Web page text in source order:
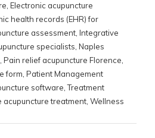
Electronic acupuncture
health records (EHR) for
assessment, Integrative
specialists Naples
Pain relief acupuncture Florence
form Patient Management
software ,Treatment
acupuncture treatment, Wellness